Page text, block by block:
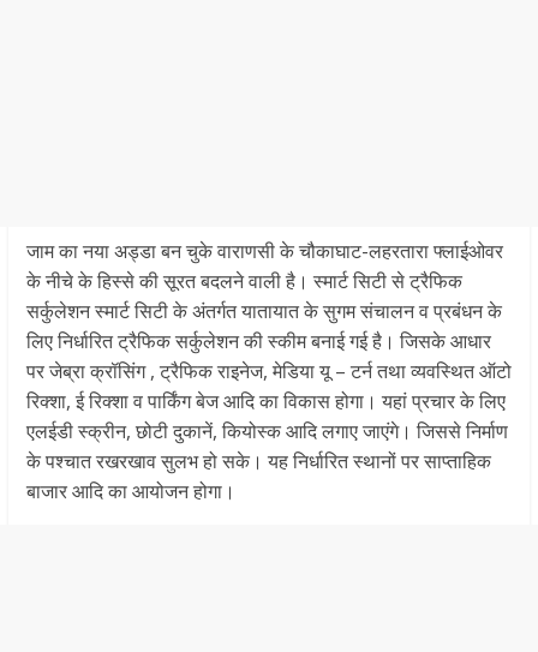
जाम का नया अड्डा बन चुके वाराणसी के चौकाघाट-लहरतारा फ्लाईओवर
के नीचे के हिस्से की सूरत बदलने वाली है। स्मार्ट सिटी से ट्रैफिक
सर्कुलेशन स्मार्ट सिटी के अंतर्गत यातायात के सुगम संचालन व प्रबंधन के
लिए निर्धारित ट्रैफिक सर्कुलेशन की स्कीम बनाई गई है। जिसके आधार
पर जेब्रा क्रॉसिंग , ट्रैफिक राइनेज, मेडिया यू – टर्न तथा व्यवस्थित ऑटो
रिक्शा, ई रिक्शा व पार्किंग बेज आदि का विकास होगा। यहां प्रचार के लिए
एलईडी स्क्रीन, छोटी दुकानें, कियोस्क आदि लगाए जाएंगे। जिससे निर्माण
के पश्चात रखरखाव सुलभ हो सके। यह निर्धारित स्थानों पर साप्ताहिक
बाजार आदि का आयोजन होगा।